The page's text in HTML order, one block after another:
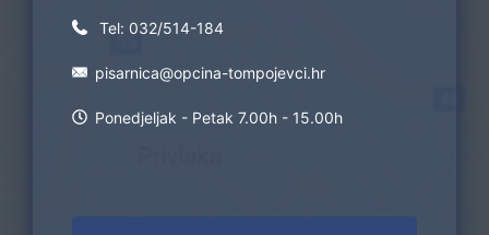
Tel: 032/514-184
pisarnica@opcina-tompojevci.hr
Ponedjeljak - Petak 7.00h - 15.00h